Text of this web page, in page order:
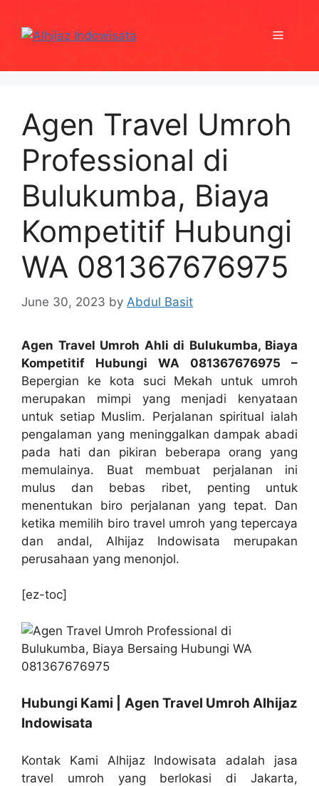
content
Menu
Agen Travel Umroh
Professional di
Bulukumba, Biaya
Kompetitif Hubungi
WA 081367676975
June 30, 2023 by Abdul Basit
Agen Travel Umroh Ahli di Bulukumba, Biaya
Kompetitif Hubungi WA 081367676975 –
Bepergian ke kota suci Mekah untuk umroh
merupakan mimpi yang menjadi kenyataan
untuk setiap Muslim. Perjalanan spiritual ialah
pengalaman yang meninggalkan dampak abadi
pada hati dan pikiran beberapa orang yang
memulainya. Buat membuat perjalanan ini
mulus dan bebas ribet, penting untuk
menentukan biro perjalanan yang tepat. Dan
ketika memilih biro travel umroh yang tepercaya
dan andal, Alhijaz Indowisata merupakan
perusahaan yang menonjol.
[ez-toc]
Hubungi Kami | Agen Travel Umroh Alhijaz
Indowisata
Kontak Kami Alhijaz Indowisata adalah jasa
travel umroh yang berlokasi di Jakarta,